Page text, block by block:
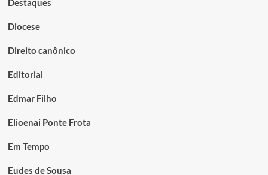
Diocese
Direito canônico
Editorial
Edmar Filho
Elioenai Ponte Frota
Em Tempo
Eudes de Sousa